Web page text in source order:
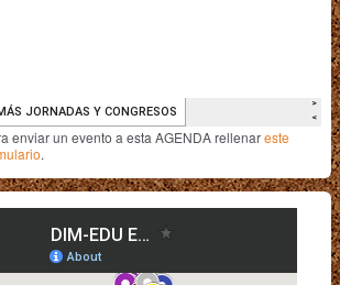
enviar un evento a esta AGENDA rellenareste
.